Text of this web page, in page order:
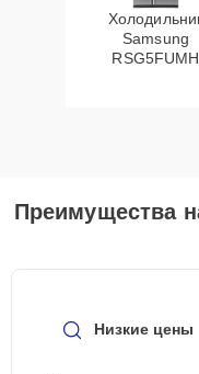
Samsung
RSG5FUMH
Преимущества
Низкие цены